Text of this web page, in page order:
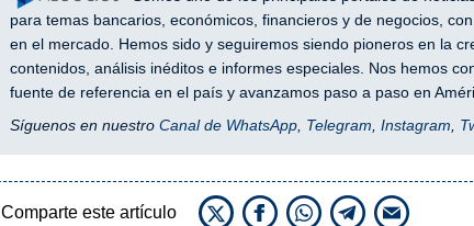
para temas bancarios, económicos, financieros y de negocios,
en el mercado. Hemos sido y seguiremos siendo pioneros en la
contenidos, análisis inéditos e informes especiales. Nos hemos
fuente de referencia en el país y avanzamos paso a paso en
Síguenos en nuestro Canal de WhatsApp, Telegram Instagram
Comparte este artículo